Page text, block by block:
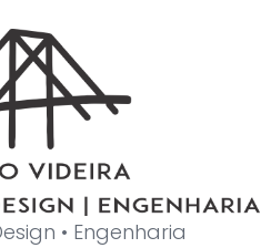
• Engenharia